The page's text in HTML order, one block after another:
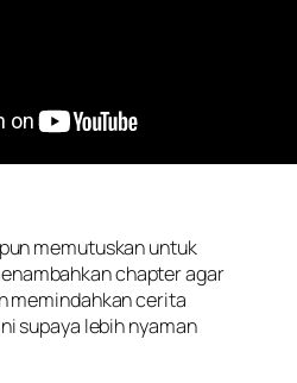
memutuskan untuk
chapter agar
memindahkan cerita
supaya lebih nyaman